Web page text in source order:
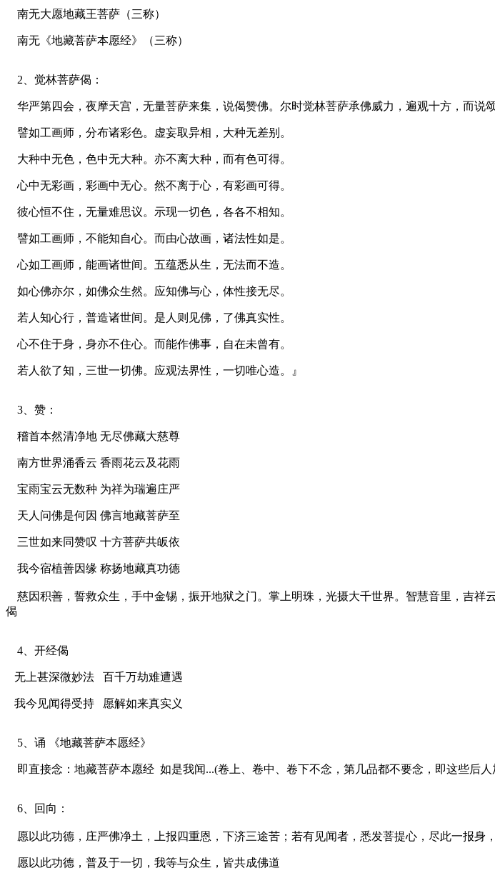
南无大愿地藏王菩萨（三称）
南无《地藏菩萨本愿经》（三称）
2、觉林菩萨偈：
华严第四会，夜摩天宫，无量菩萨来集，说偈赞佛。尔时觉林菩萨承佛威力，遍观十方，而说
譬如工画师，分布诸彩色。虚妄取异相，大种无差别。
大种中无色，色中无大种。亦不离大种，而有色可得。
心中无彩画，彩画中无心。然不离于心，有彩画可得。
彼心恒不住，无量难思议。示现一切色，各各不相知。
譬如工画师，不能知自心。而由心故画，诸法性如是。
心如工画师，能画诸世间。五蕴悉从生，无法而不造。
如心佛亦尔，如佛众生然。应知佛与心，体性接无尽。
若人知心行，普造诸世间。是人则见佛，了佛真实性。
心不住于身，身亦不住心。而能作佛事，自在未曾有。
若人欲了知，三世一切佛。应观法界性，一切唯心造。』
3、赞：
稽首本然清净地 无尽佛藏大慈尊
南方世界涌香云 香雨花云及花雨
宝雨宝云无数种 为祥为瑞遍庄严
天人问佛是何因 佛言地藏菩萨至
三世如来同赞叹 十方菩萨共皈依
我今宿植善因缘 称扬地藏真功德
慈因积善，誓救众生，手中金锡，振开地狱之门。掌上明珠，光摄大千世界。智慧音里，吉
偈
4、开经偈
无上甚深微妙法 百千万劫难遭遇
我今见闻得受持 愿解如来真实义
5、诵 《地藏菩萨本愿经》
即直接念：地藏菩萨本愿经 如是我闻...(卷上、卷中、卷下不念，第几品都不要念，即这些后
6、回向：
愿以此功德，庄严佛净土，上报四重恩，下济三途苦；若有见闻者，悉发菩提心，尽此一报身
愿以此功德，普及于一切，我等与众生，皆共成佛道